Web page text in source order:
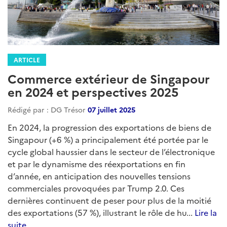
ARTICLE
Commerce extérieur de Singapour
en 2024 et perspectives 2025
Rédigé par : DG Trésor 07 juillet 2025
En 2024, la progression des exportations de biens de
Singapour (+6 %) a principalement été portée par le
cycle global haussier dans le secteur de l’électronique
et par le dynamisme des réexportations en fin
d’année, en anticipation des nouvelles tensions
commerciales provoquées par Trump 2.0. Ces
dernières continuent de peser pour plus de la moitié
des exportations (57 %), illustrant le rôle de hu... Lire la
suite